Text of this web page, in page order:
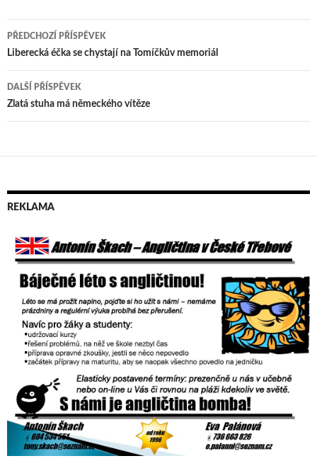
Navigace
pro
příspěvek
PŘEDCHOZÍ PŘÍSPĚVEK
Liberecká éčka se chystají na Tomíčkův memoriál
DALŠÍ PŘÍSPĚVEK
Zlatá stuha má německého vítěze
REKLAMA